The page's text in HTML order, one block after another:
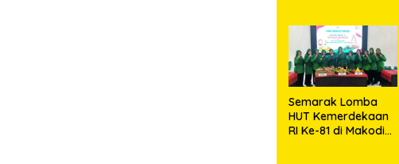
Semarak Lomba
HUT Kemerdekaan
RI Ke-81 di Makodim